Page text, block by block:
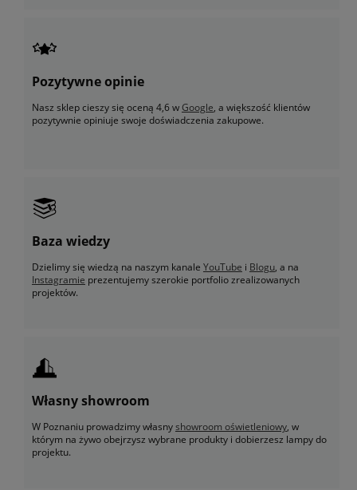
Pozytywne opinie
Nasz sklep cieszy się oceną 4,6 wGoogle, a większość klientów
pozytywnie opiniuje swoje doświadczenia zakupowe.
Baza wiedzy
Dzielimy się wiedzą na naszym kanale YouTube i Blogu, a na
Instagramie prezentujemy szerokie portfolio zrealizowanych
projektów.
Własny showroom
W Poznaniu prowadzimy własnyshowroom oświetleniowy, w
którym na żywo obejrzysz wybrane produkty i dobierzesz lampy do
projektu.